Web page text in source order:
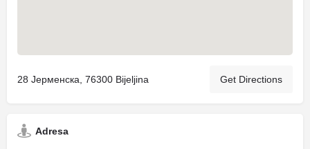
28 Јерменска, 76300 Bijeljina Get Directions
Adresa